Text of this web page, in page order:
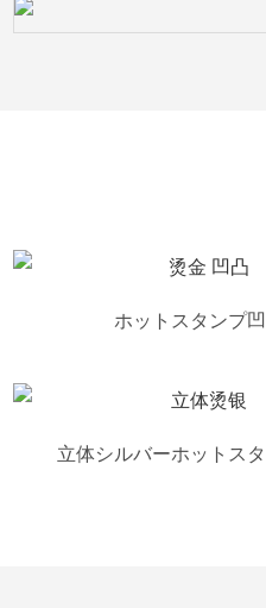
ホットスタンプ
立体シルバーホットス